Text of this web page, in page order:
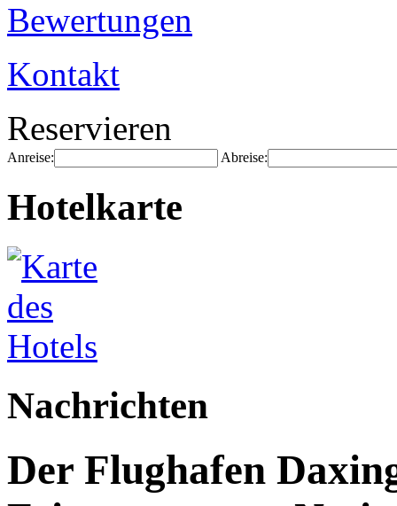
Bewertungen
Kontakt
Reservieren
Anreise: Abreise:
Hotelkarte
Nachrichten
Der Flughafen